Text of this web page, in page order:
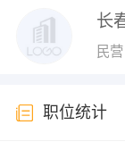
长
民营
职位统计